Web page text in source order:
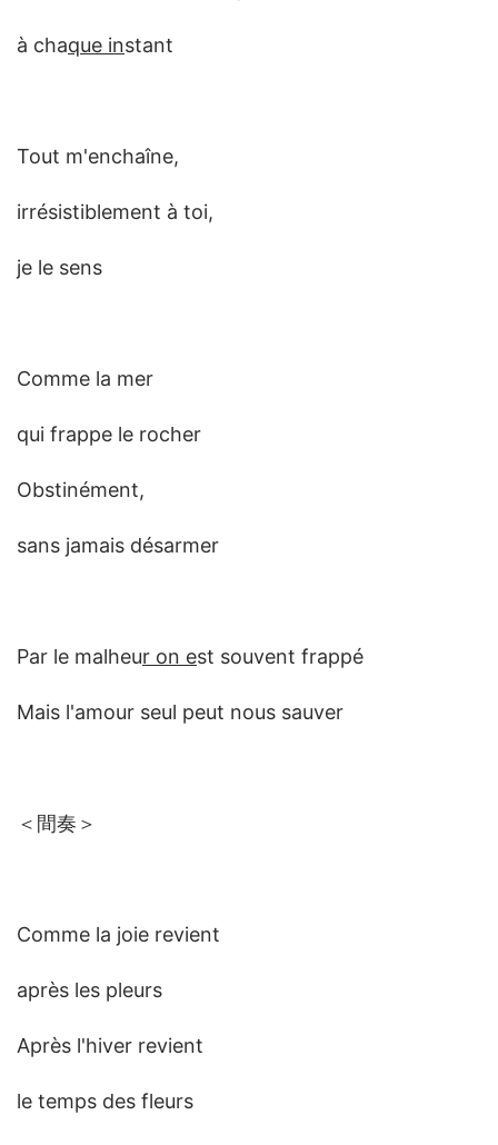
à chaque instant
Tout m'enchaîne,
irrésistiblement à toi,
je le sens
Comme la mer
qui frappe le rocher
Obstinément,
sans jamais désarmer
Par le malheur on est souvent frappé
Mais l'amour seul peut nous sauver
＜間奏＞
Comme la joie revient
après les pleurs
Après l'hiver revient
le temps des fleurs